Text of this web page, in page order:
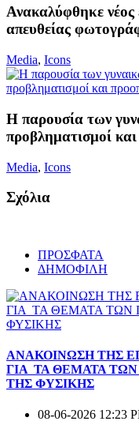
Ανακαλύφθηκε νέος
απευθείας
Media, Icons
Η παρουσία των
προβληματισμοί
Media, Icons
Σχόλια
ΠΡΟΣΦΑΤΑ
ΔΗΜΟΦΙΛΗ
ΑΝΑΚΟΙΝΩΣΗ ΤΗΣ
ΓΙΑ ΤΑ ΘΕΜΑΤΑ
ΤΗΣ ΦΥΣΙΚΗΣ
08-06-2026 12:23